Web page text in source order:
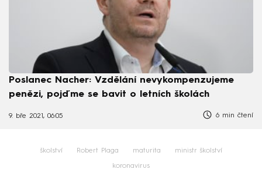
Poslanec Nacher: Vzdělání nevykompenzujeme
penězi, pojďme se bavit o letních školách
9. bře 2021, 06:05 6 min čtení
školství Robert Plaga maturita ministr školství
koronavirus